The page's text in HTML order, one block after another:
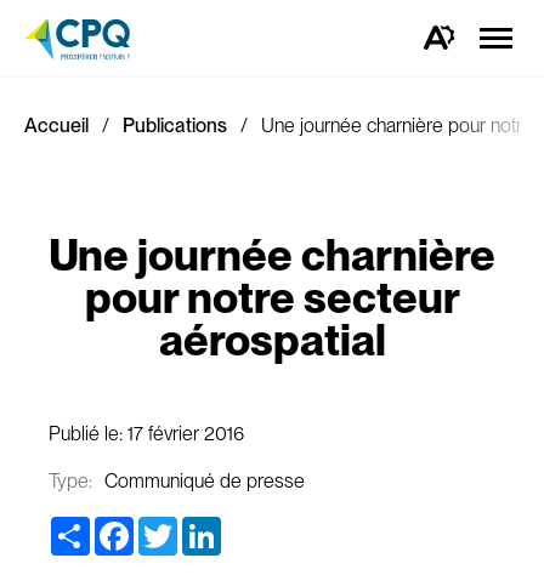
Ouvrez
d'accessibilité.
la
Accueil Publications Une journée charnière pour notre
Une journée charnière
pour notre secteur
aérospatial
Publié le: 17 février 2016
Type: Communiqué de presse
Share Facebook
Twitter